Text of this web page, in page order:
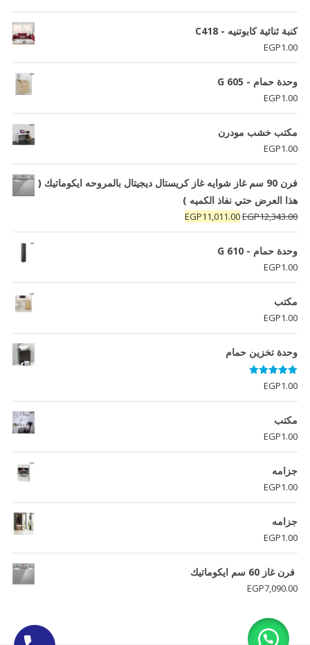
5.00
من 5
كنبة ثنائية كابوتنيه - C418
EGP1.00
وحدة حمام - G 605
EGP1.00
مكتب خشب مودرن
EGP1.00
فرن 90 سم غاز شوايه غاز كريستال ديجيتال بالمروحه ايكوماتيك (
هذا العرض حتي نفاذ الكميه )
EGP12,343.00
السعر
الأصلي
هو:
EGP11,011.00
السعر
الحالي
وحدة حمام - G 610
EGP1.00
مكتب
EGP1.00
وحدة تخزين حمام
تم التقييم
5.00
من 5
EGP1.00
مكتب
EGP1.00
جزامه
EGP1.00
جزامه
EGP1.00
فرن غاز 60 سم ايكوماتيك
EGP7,090.00